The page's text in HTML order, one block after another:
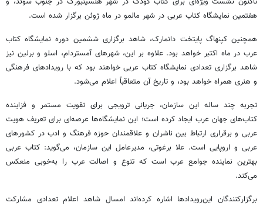
هفتمین نمایشگاه کتاب عربی در شهر مالمو در ماه ژوئن برگزار شده است.
همچنین کپنهاگ پایتخت دانمارک، شاهد برگزاری ششمین دوره نمایشگاه کتاب
عرب در ماه اکتبر خواهد بود. علاوه بر این، شهرهای آمستردام، اسلو و برلین نیز
شاهد برگزاری تعدادی نمایشگاه کتاب عربی خواهند بود که با رویدادهای فرهنگی
و هنری همراه خواهد بود، و تاریخ آن متعاقباً اعلام می‌شود.
تجربه چند ساله این سازمان، جریانی ترویجی برای تقویت مستمر و فزاینده
کتاب‌های جهان عرب ایجاد کرده است؛ این نمایشگاه‌ها عرصه‌ای برای تعریف هویت
عربی و برقراری ارتباط بین ناشران و علاقمندان حوزه فرهنگ و ادب در کشورهای
عربی و اروپایی است. علا برغوتی، مدیرعامل این سازمان، می‌گوید: کتاب عربی
بهترین نماینده جوامع عرب است که تنوع و اصالت عرب را به‌خوبی منعکس
می‌کند.
برگزارکنندگان این‌رویدادها اشاره کرده‌اند امسال شاهد اعلام تعدادی مشارکت